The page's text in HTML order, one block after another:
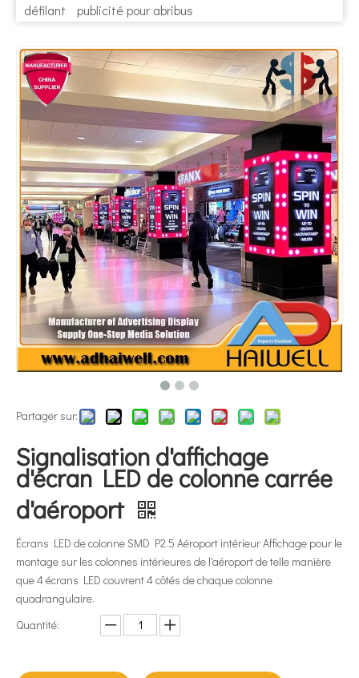
défilant
publicité pour abribus
Partager sur:
Signalisation d'affichage
d'écran LED de colonne carrée
d'aéroport
Écrans LED de colonne SMD P2.5 Aéroport intérieur Affichage pour le
montage sur les colonnes intérieures de l'aéroport de telle manière
que 4 écrans LED couvrent 4 côtés de chaque colonne
quadrangulaire.
Quantité: